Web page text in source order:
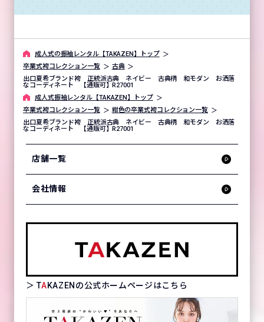
成⼈式の振袖レンタル【TAKAZEN】トップ
卒業式袴コレクション一覧
古典
出口夏希ブランド袴 正統派古典 ネイビー 古典柄 和モダン お洒落
なコーディネート 【通販可】R27001
成⼈式振袖レンタル【TAKAZEN】トップ
卒業式袴コレクション一覧
紺色の卒業式袴コレクション一覧
出口夏希ブランド袴 正統派古典 ネイビー 古典柄 和モダン お洒落
なコーディネート 【通販可】R27001
店舗一覧
会社情報
＞ TAKAZENの公式ホームページはこちら